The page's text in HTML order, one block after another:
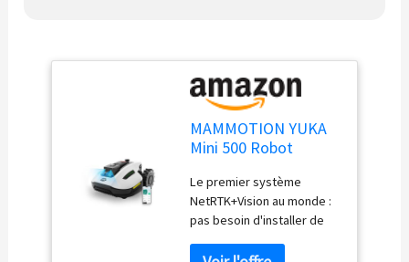
15 zones de tonte
différentes: Avec
l'application Mammotion,
vous pouvez facilement
configurer des tâches de
zones de travail et créer
des chemins entre elles,
même des chemins étroits
Définissez des horaires,
MAMMOTION YUKA
Mini 500 Robot
Périphérique,
NetRTK+Vision,
Aucune Antenne RTK
Requise,
Le premier système
NetRTK+Vision au monde :
pas besoin d'installer de
dès sa sortie de